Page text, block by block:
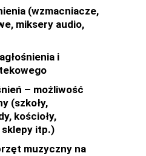
(wzmacniacze,
miksery audio,
i
– możliwość
(szkoły,
kościoły,
itp.)
muzyczny na